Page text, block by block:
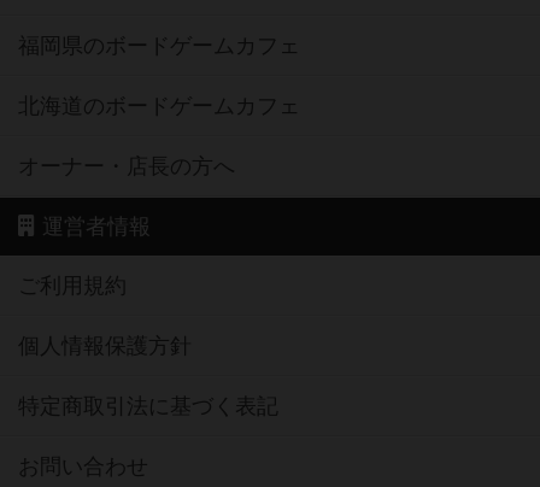
福岡県のボードゲームカフェ
北海道のボードゲームカフェ
オーナー・店長の方へ
運営者情報
ご利用規約
個人情報保護方針
特定商取引法に基づく表記
お問い合わせ